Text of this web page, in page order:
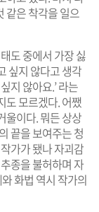
같은 착각을 일으
도 중에서 가장 싫
싶지 않다고 생각
지 않아요.’ 라는
도 모르겠다. 어쨌
울이다. 뭐든 상상
끝을 보여주는 청
가가 됐나 자괴감
종을 불허하며 자
화법 역시 작가의